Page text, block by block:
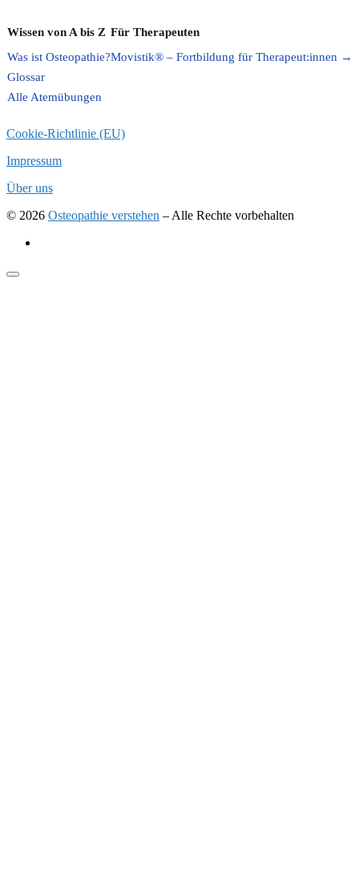
Wissen von A bis Z
Was ist Osteopathie?
Glossar
Alle Atemübungen
Für Therapeuten
Movistik® – Fortbildung für Therapeut:innen →
Cookie-Richtlinie (EU)
Impressum
Über uns
© 2026 Osteopathie verstehen – Alle Rechte vorbehalten